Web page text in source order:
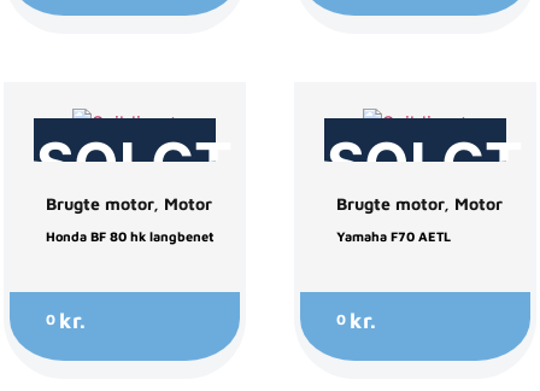
SOLGT
Brugte motor, Motor
Honda BF 80 hk langbenet
0 kr.
SOLGT
Brugte motor, Motor
Yamaha F70 AETL
0 kr.